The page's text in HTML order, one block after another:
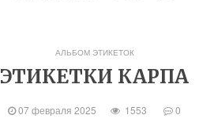
АЛЬБОМ ЭТИКЕТОК
ЭТИКЕТКИ КАРПА
07 февраля 2025 1553 0